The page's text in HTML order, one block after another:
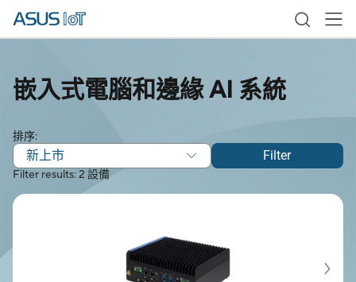
嵌入式電腦和邊緣 AI 系統
Filter results: 2 設備
排序:
新上市 Filter